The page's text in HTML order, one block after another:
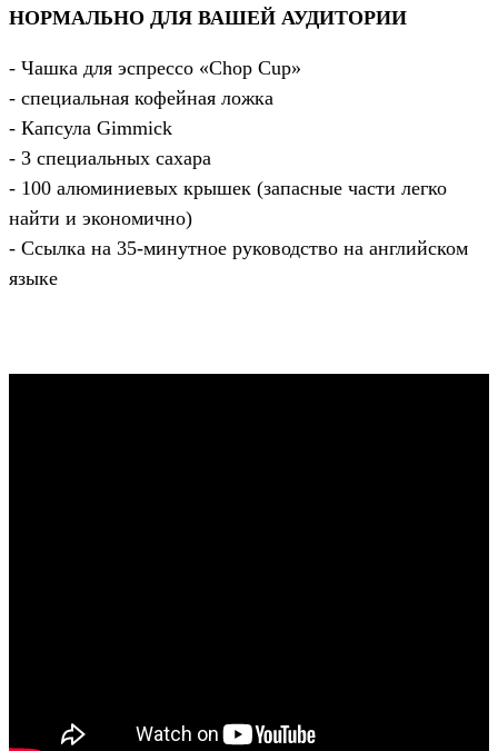
НОРМАЛЬНО ДЛЯ ВАШЕЙ АУДИТОРИИ
- Чашка для эспрессо «Chop Cup»
- специальная кофейная ложка
- Капсула Gimmick
- 3 специальных сахара
- 100 алюминиевых крышек (запасные части легко
найти и экономично)
- Ссылка на 35-минутное руководство на английском
языке